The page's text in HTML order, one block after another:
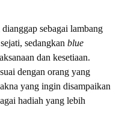
sebagai lambang
sedangkan blue
dan kesetiaan.
dengan orang yang
yang ingin disampaikan
hadiah yang lebih